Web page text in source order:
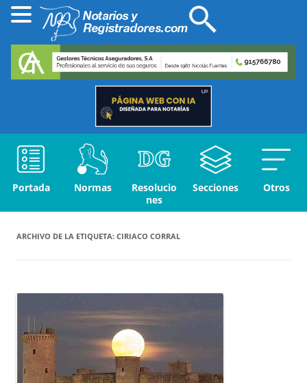
Portada Normas
Resolucio
nes
Secciones Otros
ARCHIVO DE LA ETIQUETA: CIRIACO CORRAL